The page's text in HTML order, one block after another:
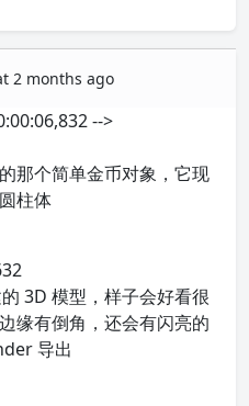
2 months ago
-->
那个简单金币对象，它现
柱体
3D 模型，样子会好看很
缘有倒角，还会有闪亮的
导出